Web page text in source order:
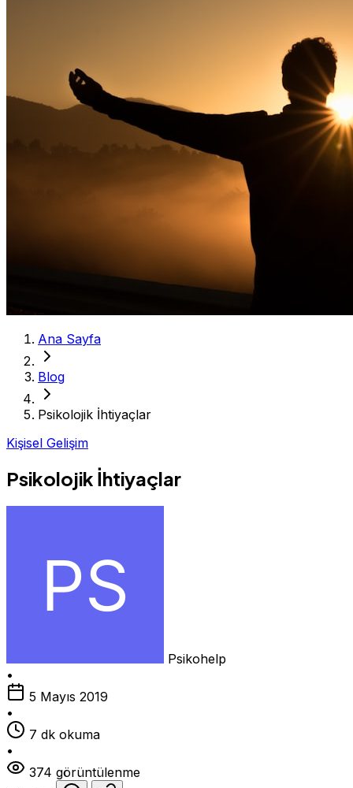
Ana Sayfa
Blog
Psikolojik İhtiyaçlar
Kişisel Gelişim
Psikolojik İhtiyaçlar
Psikohelp
•
5 Mayıs 2019
•
7 dk okuma
•
374 görüntülenme